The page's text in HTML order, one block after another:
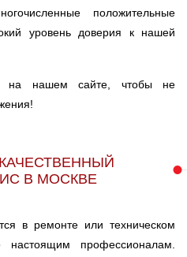
положительные
уровень доверия к нашей
на нашем сайте, чтобы не
В МОСКВЕ
в ремонте или техническом
профессионалам.